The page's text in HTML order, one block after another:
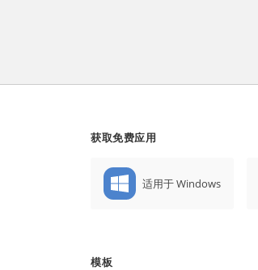
获取免费应用
适用于 Windows
模板